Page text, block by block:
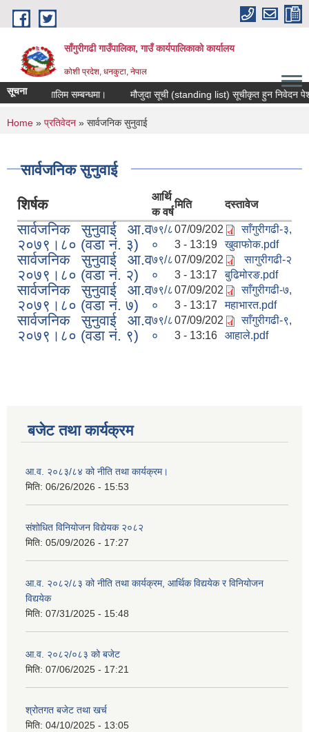
Skip to main content
साँगुरीगढी गाउँपालिका, गाउँ कार्यपालिकाको कार्यालय
कोशी प्रदेश, धनकुटा, नेपाल
सूचना
मुलक तालिम सम्बन्धमा। मौजुदा सूची (standing list) सूचीकृत हुन निवेदन पेश
You are here
Home » प्रतिवेदन » सार्वजनिक सुनुवाई
सार्वजनिक सुनुवाई
शिर्षक
आर्थि
क वर्ष
मिति दस्तावेज
सार्वजनिक सुनुवाई आ.व
२०७९।८० (वडा नं. ३)
७९/८
०
07/09/202
3 - 13:19
साँगुरीगढी-३,
खुवाफोक.pdf
सार्वजनिक सुनुवाई आ.व
२०७९।८० (वडा नं. २)
७९/८
०
07/09/202
3 - 13:17
सागुरीगढी-२
बुढिमोरङ.pdf
सार्वजनिक सुनुवाई आ.व
२०७९।८० (वडा नं. ७)
७९/८
०
07/09/202
3 - 13:17
साँगुरीगढी-७,
महाभारत.pdf
सार्वजनिक सुनुवाई आ.व
२०७९।८० (वडा नं. ९)
७९/८
०
07/09/202
3 - 13:16
साँगुरीगढी-९,
आहाले.pdf
बजेट तथा कार्यक्रम
आ.व. २०८३/८४ को नीति तथा कार्यक्रम।
मिति: 06/26/2026 - 15:53
संशोधित विनियोजन विद्येयक २०८२
मिति: 05/09/2026 - 17:27
आ.व. २०८२/८३ को नीति तथा कार्यक्रम, आर्थिक विद्ययेक र विनियोजन
विद्ययेक
मिति: 07/31/2025 - 15:48
आ.व. २०८२/०८३ को बजेट
मिति: 07/06/2025 - 17:21
श्रोतगत बजेट तथा खर्च
मिति: 04/10/2025 - 13:05